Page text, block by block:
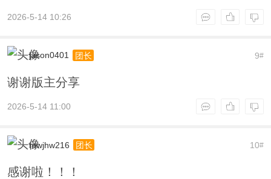
2026-5-14 10:26
9#
jason0401 团长
谢谢版主分享
2026-5-14 11:00
10#
mwjhw216 团长
感谢啦！！！